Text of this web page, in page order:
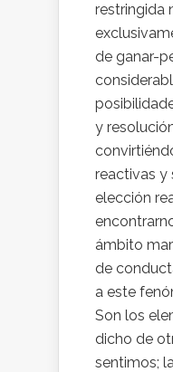
restringida
de ganar-
y
reactivas y
elección
ámbito
de
a este
Son los
dicho de
sentimos;